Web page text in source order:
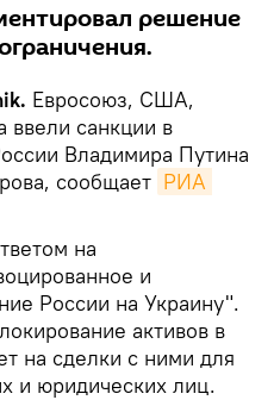
решение
Евросоюз, США,
ввели санкции в
Владимира Путина
сообщает РИА
на
и
России на Украину".
активов в
на сделки с ними для
и юридических лиц.